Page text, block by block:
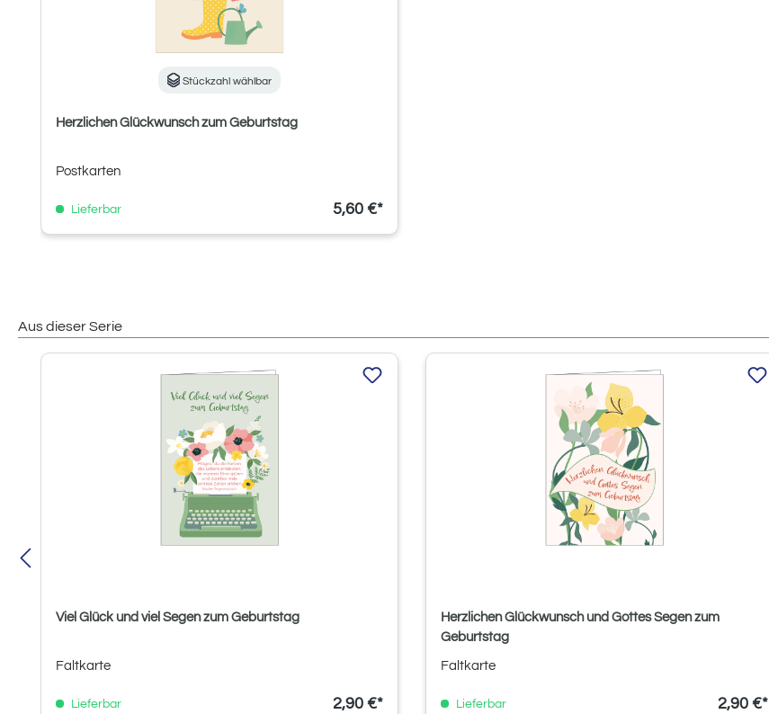
Stückzahl wählbar
Herzlichen Glückwunsch zum Geburtstag
Postkarten
Lieferbar 5,60 €*
Aus dieser Serie
Produktgalerie überspringen
Viel Glück und viel Segen zum Geburtstag
Faltkarte
Lieferbar 2,90 €*
Herzlichen Glückwunsch und Gottes Segen zum
Geburtstag
Faltkarte
Lieferbar 2,90 €*